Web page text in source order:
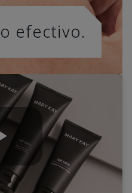
efectivo.